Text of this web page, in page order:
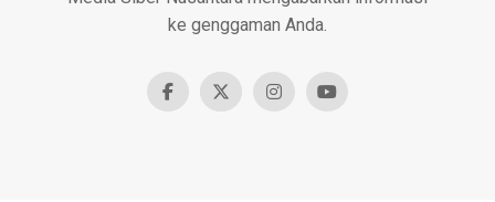
ke genggaman Anda.